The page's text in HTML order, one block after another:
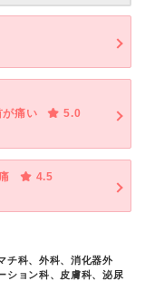
が痛い
5.0
4.5
チ科、外科、消化器外
ション科、皮膚科、泌尿